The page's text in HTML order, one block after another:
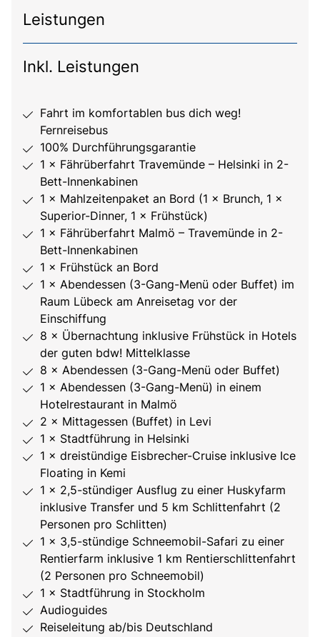
Leistungen
Inkl. Leistungen
Fahrt im komfortablen bus dich weg!
Fernreisebus
100% Durchführungsgarantie
1 × Fährüberfahrt Travemünde – Helsinki in 2-
Bett-Innenkabinen
1 × Mahlzeitenpaket an Bord (1 × Brunch, 1 ×
Superior-Dinner, 1 × Frühstück)
1 × Fährüberfahrt Malmö – Travemünde in 2-
Bett-Innenkabinen
1 × Frühstück an Bord
1 × Abendessen (3-Gang-Menü oder Buffet) im
Raum Lübeck am Anreisetag vor der
Einschiffung
8 × Übernachtung inklusive Frühstück in Hotels
der guten bdw! Mittelklasse
8 × Abendessen (3-Gang-Menü oder Buffet)
1 × Abendessen (3-Gang-Menü) in einem
Hotelrestaurant in Malmö
2 × Mittagessen (Buffet) in Levi
1 × Stadtführung in Helsinki
1 × dreistündige Eisbrecher-Cruise inklusive Ice
Floating in Kemi
1 × 2,5-stündiger Ausflug zu einer Huskyfarm
inklusive Transfer und 5 km Schlittenfahrt (2
Personen pro Schlitten)
1 × 3,5-stündige Schneemobil-Safari zu einer
Rentierfarm inklusive 1 km Rentierschlittenfahrt
(2 Personen pro Schneemobil)
1 × Stadtführung in Stockholm
Audioguides
Reiseleitung ab/bis Deutschland